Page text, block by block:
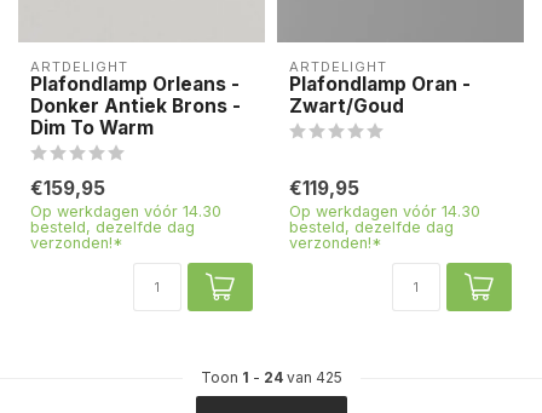
ARTDELIGHT
Plafondlamp Orleans -
Donker Antiek Brons -
Dim To Warm
€159,95
Op werkdagen vóór 14.30
besteld, dezelfde dag
verzonden!*
ARTDELIGHT
Plafondlamp Oran -
Zwart/Goud
€119,95
Op werkdagen vóór 14.30
besteld, dezelfde dag
verzonden!*
Toon 1 - 24van 425